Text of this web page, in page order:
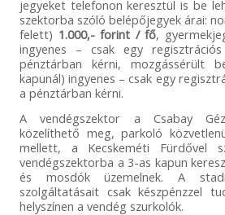
jegyeket telefonon keresztül is be
szektorba szóló belépőjegyek árai:
felett) 1.000,- forint / fő,
ingyenes – csak egy
pénztárban kérni, mozgássérült
kapunál) ingyenes – csak egy
a pénztárban kérni.
A vendégszektor a Csabay
közelíthető meg, parkoló
mellett, a Kecskeméti Fürdővel
vendégszektorba a 3-as kapun
és mosdók üzemelnek. A
szolgáltatásait csak készpénzzel
helyszínen a vendég szurkolók.